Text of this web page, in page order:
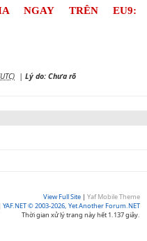
| Lý do: Chưa rõ
View Full Site | Yaf Mobile Theme
YAF.NET © 2003-2026, Yet Another Forum.NET
Thời gian xử lý trang này hết 1.137 giây.